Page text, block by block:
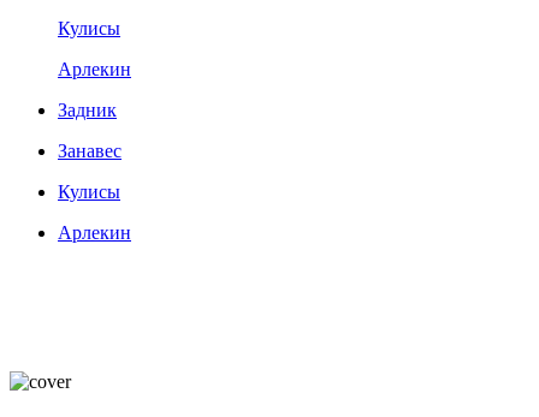
Кулисы
Арлекин
Задник
Занавес
Кулисы
Арлекин